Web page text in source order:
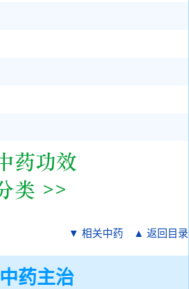
▼ 相关中药 ▲ 返回目录
中药主治